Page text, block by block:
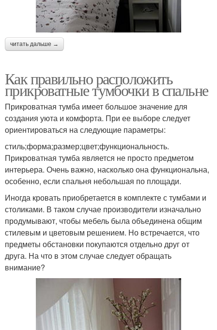
читать дальше →
Как правильно расположить
прикроватные тумбочки в спальне
Прикроватная тумба имеет большое значение для
создания уюта и комфорта. При ее выборе следует
ориентироваться на следующие параметры:
стиль;форма;размер;цвет;функциональность.
Прикроватная тумба является не просто предметом
интерьера. Очень важно, насколько она функциональна,
особенно, если спальня небольшая по площади.
Иногда кровать приобретается в комплекте с тумбами и
столиками. В таком случае производители изначально
продумывают, чтобы мебель была объединена общим
стилевым и цветовым решением. Но встречается, что
предметы обстановки покупаются отдельно друг от
друга. На что в этом случае следует обращать
внимание?